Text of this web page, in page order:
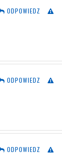
ODPOWIEDZ
ODPOWIEDZ
ODPOWIEDZ